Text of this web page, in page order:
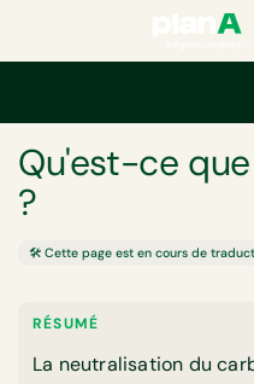
Qu'est-ce
?
🛠️ Cette page est en cours de
RÉSUMÉ
La neutralisation du